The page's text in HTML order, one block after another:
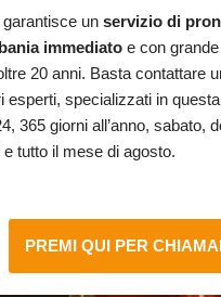
garantisce unservizio di
immediato e con
20 anni. Basta contattare
esperti, specializzati in
365 giorni all’anno, sabato,
tutto il mese di agosto.
PREMI QUI PER